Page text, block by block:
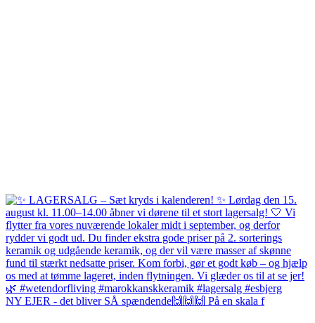
NY EJER - det bliver SÅ spændende🙌🙌🙌 På en skala f